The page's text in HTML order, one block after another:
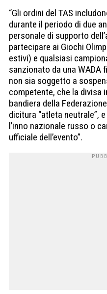
“Gli ordini del TAS
durante il periodo di due
personale di supporto
partecipare ai Giochi
estivi) e qualsiasi
sanzionato da una WADA
non sia soggetto a
competente, che la divisa
bandiera della
dicitura “atleta neutrale”,
l’inno nazionale russo o
ufficiale dell’evento”.